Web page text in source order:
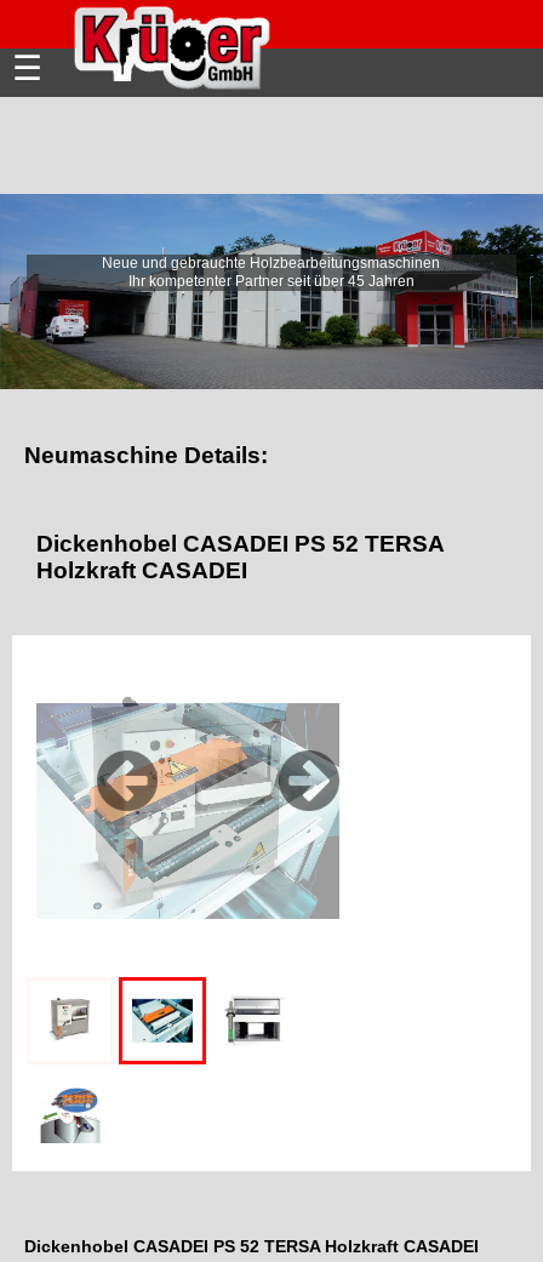
☰
Neue und gebrauchte Holzbearbeitungsmaschinen
Ihr kompetenter Partner seit über 45 Jahren
Wir beraten mit passenden
Automatisierungslösungen!
Neumaschine Details:
Dickenhobel CASADEI PS 52 TERSA
Holzkraft CASADEI
Dickenhobel CASADEI PS 52 TERSA Holzkraft CASADEI